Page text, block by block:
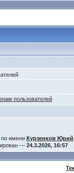
пользователей
по имени Курзенков Юрий
— 24.3.2026, 16:57